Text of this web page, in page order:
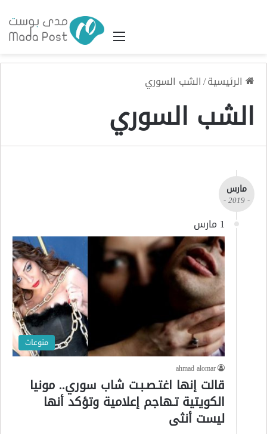
القائمة
الرئيسية/الشب السوري
الشب السوري
مارس
- 2019 -
1 مارس
منوعات
ahmad alomar
قالت إنها اغتـصـبـت شاب سوري.. مونيا
الكويتية تـهاجم إعلامية وتؤكد أنها
ليست أنثى